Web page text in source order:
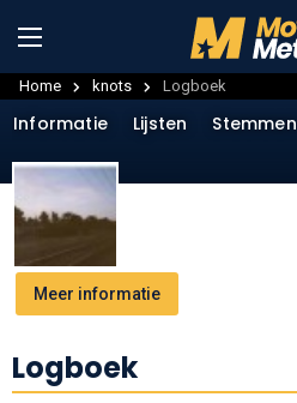
Home knots Logboek
Meer informatie
Informatie Lijsten Stemmen
Logboek